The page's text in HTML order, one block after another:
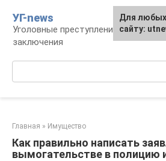
контенту
УГ-news
Уголовные преступления,
заключения
Главная » Имущество
Как правильно написать
вымогательстве в полицию
Для
сайту: